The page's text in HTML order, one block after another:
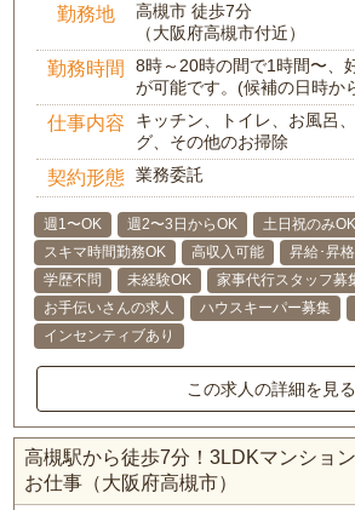
勤務地
高槻市 徒歩7分
（大阪府高槻市付近）
勤務時間
8時～20時の間で1時間〜、
が可能です。(候補の日時か
仕事内容
キッチン、トイレ、お風呂
グ、その他のお掃除
契約形態 業務委託
週1〜OK 週2〜3日からOK
土日祝のみOK
スキマ時間勤務OK
高収入可能 昇給･昇
学歴不問
未経験OK
家事代行スタッフ募
お手伝いさんの求人
ハウスキーパー募集
インセンティブあり
この求人の詳細を見る
高槻駅から徒歩7分！3LDKマンショ
お仕事（大阪府高槻市）